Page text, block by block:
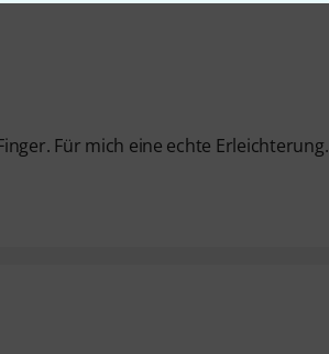
Für mich eine echte Erleichterung.